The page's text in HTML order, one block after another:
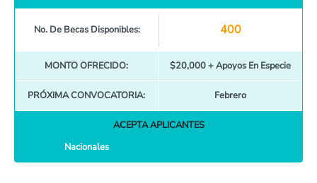
No. De Becas Disponibles: 400
MONTO OFRECIDO: $20,000 + Apoyos En Especie
PRÓXIMA CONVOCATORIA: Febrero
ACEPTA APLICANTES
Nacionales